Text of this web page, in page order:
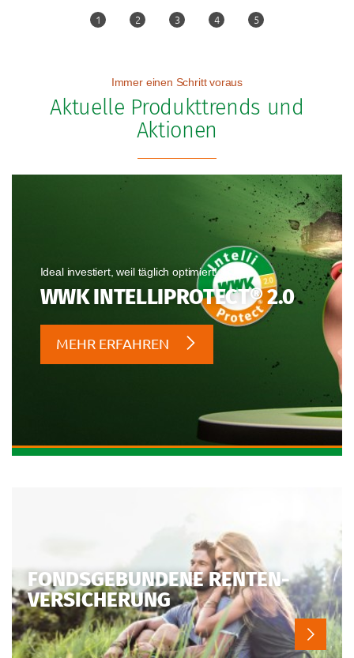
Aktuelle Produkttrends und
Aktionen
Immer einen Schritt voraus
WWK INTELLIPROTECT® 2.0
Ideal investiert, weil täglich optimiert!
MEHR ERFAHREN
FONDSGEBUNDENE RENTEN-
VERSICHERUNG